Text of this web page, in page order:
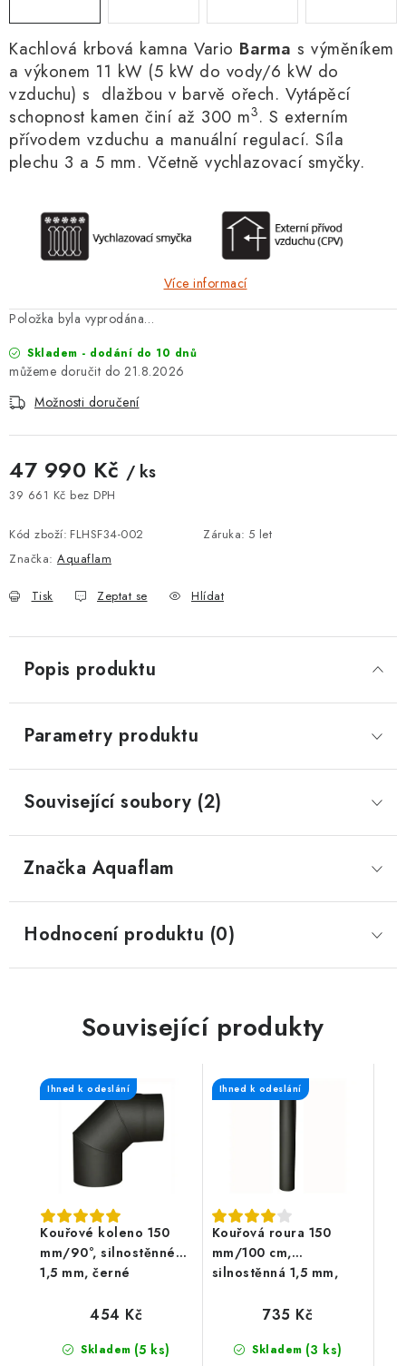
Kachlová krbová kamna Vario Barma s výměníkem
a výkonem 11 kW (5 kW do vody/6 kW do
vzduchu) s dlažbou v barvě ořech. Vytápěcí
schopnost kamen činí až 300 m3. S externím
přívodem vzduchu a manuální regulací. Síla
plechu 3 a 5 mm. Včetně vychlazovací smyčky.
Více informací
Položka byla vyprodána…
Skladem - dodání do 10 dnů
21.8.2026
Možnosti doručení
47 990 Kč / ks
39 661 Kč bez DPH
Kód zboží: FLHSF34-002 Záruka: 5 let
Značka: Aquaflam
Tisk Zeptat se Hlídat
Popis produktu
Parametry produktu
Související soubory (2)
Značka Aquaflam
Hodnocení produktu (0)
Související produkty
Kouřové koleno 150
mm/90°, silnostěnné
1,5 mm, černé
Ihned k odeslání
Skladem (5 ks)
454 Kč
Kouřová roura 150
mm/100 cm,
silnostěnná 1,5 mm,
Ihned k odeslání
Skladem (3 ks)
735 Kč